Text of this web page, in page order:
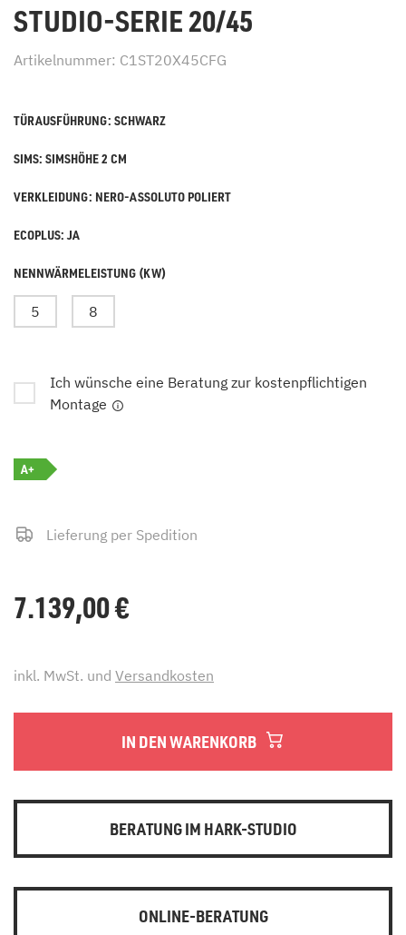
STUDIO-SERIE 20/45
Artikelnummer: C1ST20X45CFG
TÜRAUSFÜHRUNG: SCHWARZ
SIMS: SIMSHÖHE 2 CM
VERKLEIDUNG: NERO-ASSOLUTO POLIERT
ECOPLUS: JA
NENNWÄRMELEISTUNG (KW)
5 8
Ich wünsche eine Beratung zur kostenpflichtigen
Montage
A+
Lieferung per Spedition
7.139,00€
inkl. MwSt. und Versandkosten
IN DEN WARENKORB
BERATUNG IM HARK-STUDIO
ONLINE-BERATUNG